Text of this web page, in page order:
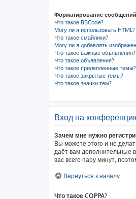
Форматирование
Что такое BBCode?
Могу ли я использовать HTML?
Что такое смайлики?
Могу ли я добавлять
Что такое важные объявления?
Что такое объявления?
Что такое прилепленные темы?
Что такое закрытые темы?
Что такое значки тем?
Вход на
Зачем мне нужно
Вы можете этого и не
даёт вам дополнительные
вас всего пару минут,
Вернуться к началу
Что такое COPPA?